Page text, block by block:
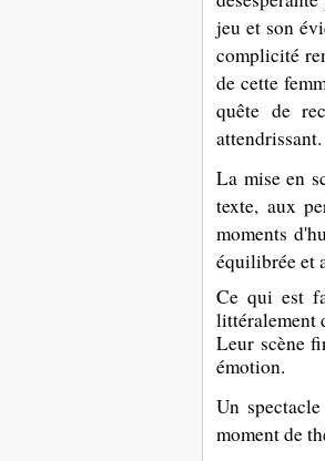
jeu et son
complicité
decette
quête de
attendrissant.
La mise en
texte, aux
moments
équilibrée et
Ce qui est
littéralement
Leur scène
émotion.
Un
moment de